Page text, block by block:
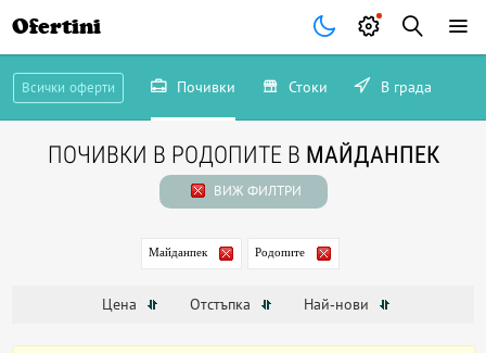
Ofertini
Всички оферти Почивки Стоки В града
ПОЧИВКИ В РОДОПИТЕ В МАЙДАНПЕК
ВИЖ ФИЛТРИ
Майданпек Родопите
Цена Отстъпка Най-нови